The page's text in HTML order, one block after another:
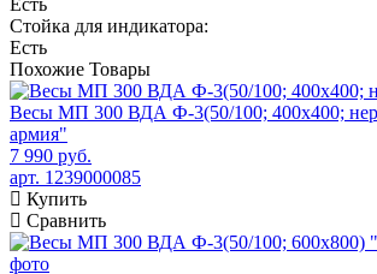
Есть
Стойка для индикатора:
Есть
Похожие Товары
Весы МП 300 ВДА Ф-3(50/100; 400х400;
армия"
7 990 руб.
арт. 1239000085
Купить
Сравнить